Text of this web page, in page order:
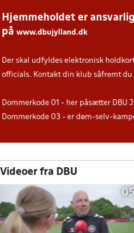
Hjemmeholdet er
på www.dbujylland.dk.
Der skal udfyldes elektronisk
officials. Kontakt din klub såfremt
Dommerkode 01 - her påsætter
Dommerkode 03 - er døm-selv-
Videoer fra DBU